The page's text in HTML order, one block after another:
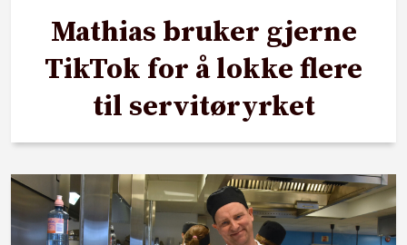
Mathias bruker gjerne
TikTok for å lokke flere
til servitøryrket